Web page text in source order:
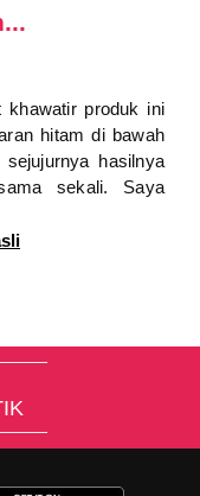
khawatir produk ini
hitam di bawah
hasilnya
sekali. Saya